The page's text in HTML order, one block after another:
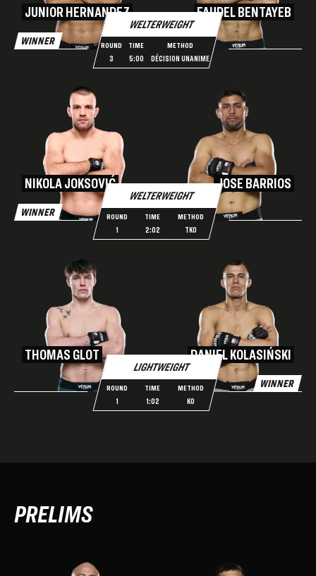
WELTERWEIGHT
ROUND
3
TIME
5:00
METHOD
DÉCISION UNANIME
JUNIOR HERNANDEZ
WINNER
FAUDEL BENTAYEB
WELTERWEIGHT
ROUND
1
TIME
2:02
METHOD
TKO
NIKOLA JOKSOVIĆ
WINNER
JOSE BARRIOS
LIGHTWEIGHT
ROUND
1
TIME
1:02
METHOD
KO
THOMAS GLOT DANIEL KOLASIŃSKI
WINNER
PRELIMS